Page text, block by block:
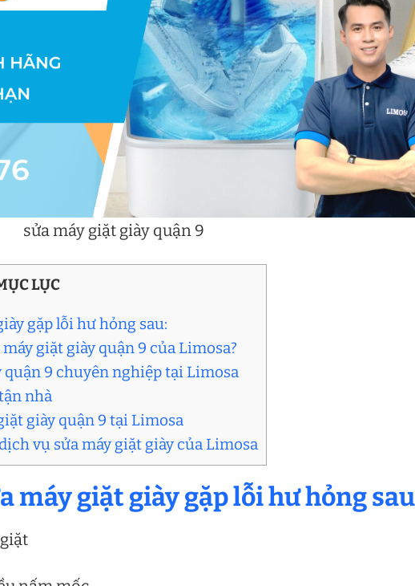
sửa máy giặt giày quận 9
LỤC
gặp lỗi hư hỏng sau:
giặt giày quận 9 của Limosa?
quận 9 chuyên nghiệp tại Limosa
nhà
giày quận 9 tại Limosa
vụ sửa máy giặt giày của Limosa
máy giặt giày gặp lỗi hư hỏng